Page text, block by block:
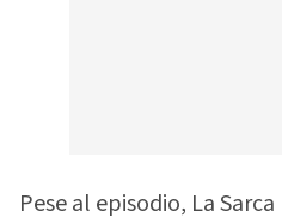
Pese al episodio, La